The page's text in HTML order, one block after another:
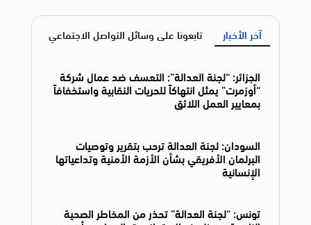
آخر الأخبار تابعونا على وسائل التواصل الاجتماعي
الجزائر: “لجنة العدالة”: التعسف ضد عمال شركة
“أوزمرت” يمثل انتهاكاً للحريات النقابية واستخفافاً
بمعايير العمل اللائق
السودان: لجنة العدالة ترحب بتقرير وتوصيات
البرلمان الأفريقي بشأن الأزمة الأمنية وتداعياتها
الإنسانية
تونس: “لجنة العدالة” تحذر من المخاطر الصحية